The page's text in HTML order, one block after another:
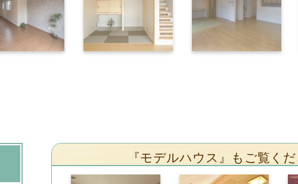
『モデルハウス』もご覧く